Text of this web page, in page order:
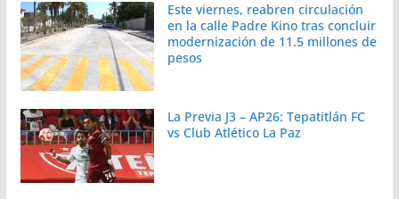
Este viernes, reabren circulación
en la calle Padre Kino tras concluir
modernización de 11.5 millones de
pesos
La Previa J3 – AP26: Tepatitlán FC
vs Club Atlético La Paz